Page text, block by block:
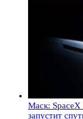
Маск: SpaceX
запустит